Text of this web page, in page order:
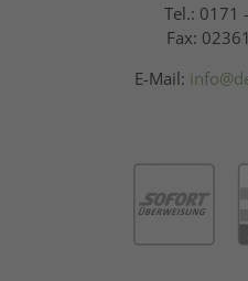
Tel.: 0171
Fax:
E-Mail: